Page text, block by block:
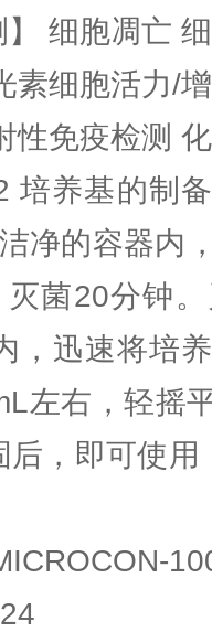
】 细胞凋亡
素细胞活力/
性免疫检测
培养基的制
净的容器内
菌20分钟
，迅速将培
左右，轻摇
后，即可使